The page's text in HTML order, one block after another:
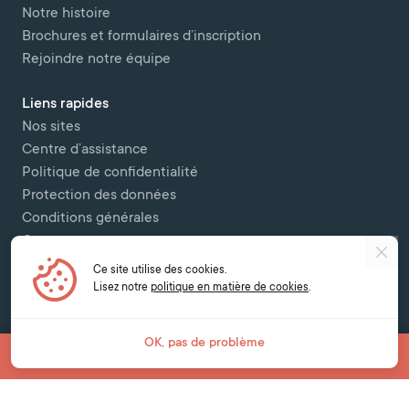
Notre histoire
Brochures et formulaires d’inscription
Rejoindre notre équipe
Liens rapides
Nos sites
Centre d’assistance
Politique de confidentialité
Protection des données
Conditions générales
Contactez-nous
Copyright © 2026 Bell Colombettes (t/a Bell Switzerland) - - 12 Chemin
des Colombettes, 1202, Geneva -
Ce site utilise des cookies.
Lisez notre politique en matière de cookies.
OK, pas de problème